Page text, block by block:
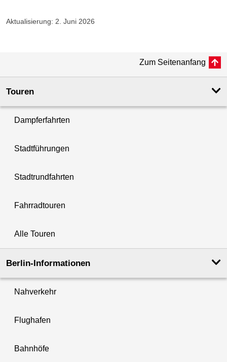
Aktualisierung: 2. Juni 2026
Zum Seitenanfang
Touren
Dampferfahrten
Stadtführungen
Stadtrundfahrten
Fahrradtouren
Alle Touren
Berlin-Informationen
Nahverkehr
Flughafen
Bahnhöfe